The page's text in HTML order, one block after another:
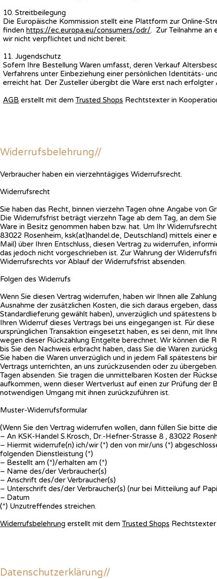
10. Streitbeilegung
Die Europäische Kommission stellt eine Plattform zur Online-
finden https://ec.europa.eu/consumers/odr/. Zur Teilnahme an
wir nicht verpflichtet und nicht bereit.
11. Jugendschutz
Sofern Ihre Bestellung Waren umfasst, deren Verkauf
Verfahrens unter Einbeziehung einer persönlichen Identitäts-
erreicht hat. Der Zusteller übergibt die Ware erst nach
AGB erstellt mit dem Trusted Shops Rechtstexter in
Widerrufsbelehrung//
Verbraucher haben ein vierzehntägiges Widerrufsrecht.
Widerrufsrecht
Sie haben das Recht, binnen vierzehn Tagen ohne Angabe von
Die Widerrufsfrist beträgt vierzehn Tage ab dem Tag, an dem
Ware in Besitz genommen haben bzw. hat. Um Ihr
83022 Rosenheim, ksk(at)handel.de, Deutschland) mittels
Mail) über Ihren Entschluss, diesen Vertrag zu widerrufen,
das jedoch nicht vorgeschrieben ist. Zur Wahrung der
Widerrufsrechts vor Ablauf der Widerrufsfrist absenden.
Folgen des Widerrufs
Wenn Sie diesen Vertrag widerrufen, haben wir Ihnen alle
Ausnahme der zusätzlichen Kosten, die sich daraus ergeben,
Standardlieferung gewählt haben), unverzüglich und spätestens
Ihren Widerruf dieses Vertrags bei uns eingegangen ist. Für
ursprünglichen Transaktion eingesetzt haben, es sei denn, mit
wegen dieser Rückzahlung Entgelte berechnet. Wir können die
bis Sie den Nachweis erbracht haben, dass Sie die Waren
Sie haben die Waren unverzüglich und in jedem Fall spätestens
Vertrags unterrichten, an uns zurückzusenden oder zu
Tagen absenden. Sie tragen die unmittelbaren Kosten der
aufkommen, wenn dieser Wertverlust auf einen zur Prüfung der
notwendigen Umgang mit ihnen zurückzuführen ist.
Muster-Widerrufsformular
(Wenn Sie den Vertrag widerrufen wollen, dann füllen Sie bitte
– An KSK-Handel S.Krosch, Dr.-Hefner-Strasse 8 , 83022
– Hiermit widerrufe(n) ich/wir (*) den von mir/uns (*)
folgenden Dienstleistung (*)
– Bestellt am (*)/erhalten am (*)
– Name des/der Verbraucher(s)
– Anschrift des/der Verbraucher(s)
– Unterschrift des/der Verbraucher(s) (nur bei Mitteilung auf
– Datum
(*) Unzutreffendes streichen.
Widerrufsbelehrung erstellt mit dem Trusted Shops
Datenschutzerklärung//